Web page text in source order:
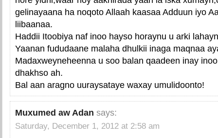
gelinayaana ha noqoto Allaah kaasaa Adduun iyo
liibaanaa.
Haddii Itoobiya naf inoo hayso horaynu u arki
Yaanan fududaane malaha dhulkii inaga maqnaa
Madaxweyneheenna u soo balan qaadeen inay
dhakhso ah.
Bal aan aragno uuraysataye waxay umulidoonto!
Muxumed aw Adan says:
Saturday, December 1, 2012 at 2:58 am